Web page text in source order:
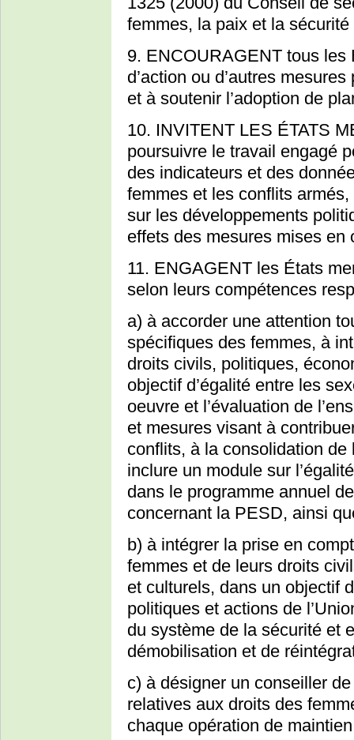
femmes, la paix et la sécurité
9. ENCOURAGENT tous les
d’action ou d’autres
et à soutenir l’adoption de
10. INVITENT LES ÉTATS
poursuivre le travail engagé
des indicateurs et des
femmes et les conflits
sur les développements
effets des mesures mises en
11. ENGAGENT les États
selon leurs compétences
a) à accorder une attention
spécifiques des femmes, à
droits civils, politiques,
objectif d’égalité entre les
oeuvre et l’évaluation de
et mesures visant à
conflits, à la consolidation
inclure un module sur
dans le programme annuel
concernant la PESD, ainsi
b) à intégrer la prise en
femmes et de leurs droits
et culturels, dans un objectif
politiques et actions de
du système de la sécurité et
démobilisation et de
c) à désigner un conseiller
relatives aux droits des
chaque opération de